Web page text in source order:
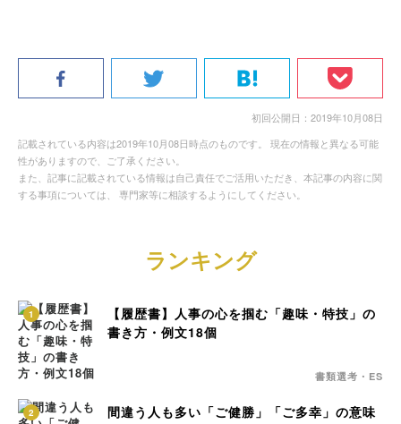
初回公開日：2019年10月08日
記載されている内容は2019年10月08日時点のものです。 現在の情報と異なる可能
性がありますので、ご了承ください。
また、記事に記載されている情報は自己責任でご活用いただき、本記事の内容に関
する事項については、 専門家等に相談するようにしてください。
ランキング
1
【履歴書】人事の心を掴む「趣味・特技」の
書き方・例文18個
書類選考・ES
2
間違う人も多い「ご健勝」「ご多幸」の意味